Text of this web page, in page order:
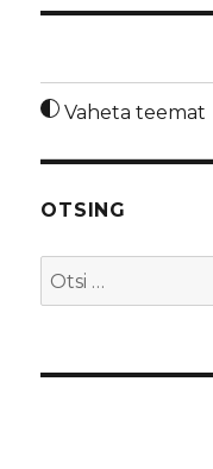
Vaheta teemat
OTSING
Otsi: